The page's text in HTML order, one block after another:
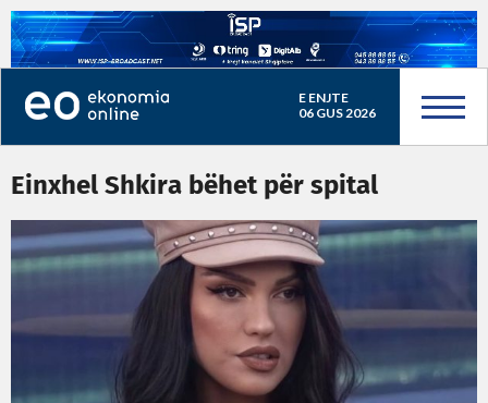
E ENJTE
06 GUS 2026
Einxhel Shkira bëhet për spital